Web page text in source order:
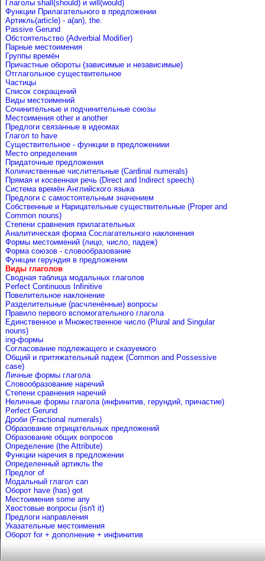
Глаголы shall(should) и will(would)
Функции Прилагательного в предложении
Артикль(article) - a(an), the.
Passive Gerund
Обстоятельство (Adverbial Modifier)
Парные местоимения
Группы времён
Причастные обороты (зависимые и независимые)
Отглагольное существительное
Частицы
Список сокращений
Виды местоимений
Сочинительные и подчинительные союзы
Местоимения other и another
Предлоги связанные в идеомах
Глагол to have
Существительное - функции в предложениии
Место определения
Придаточные предложения
Количиственные числительные (Cardinal numerals)
Прямая и косвенная речь (Direct and Indirect speech)
Система времён Английского языка
Предлоги с самостоятельным значением
Собственные и Нарицательные cуществительные (Proper and
Common nouns)
Степени сравнения прилагательных
Аналитическая форма Сослагательного наклонения
Формы местоимений (лицо, число, падеж)
Форма союзов - словообразование
Функции герундия в предложении
Виды глаголов
Сводная таблица модальных глаголов
Perfect Continuous Infinitive
Повелительное наклонение
Разделительные (расчленённые) вопросы
Правило первого вспомогательного глагола
Единственное и Множественное число (Plural and Singular
nouns)
ing-формы
Согласование подлежащего и сказуемого
Общий и притяжательный падеж (Common and Possessive
case)
Личные формы глагола
Словообразование наречий
Степени сравнения наречий
Неличные формы глагола (инфинитив, герундий, причастие)
Perfect Gerund
Дроби (Fractional numerals)
Образование отрицательных предложений
Образование общих вопросов
Определение (the Attribute)
Функции наречия в предложении
Определенный артикль the
Предлог of
Mодальный глагол can
Оборот have (has) got
Местоимения some any
Хвостовые вопросы (isn't it)
Предлоги направления
Указательные местоимения
Оборот for + дополнение + инфинитив